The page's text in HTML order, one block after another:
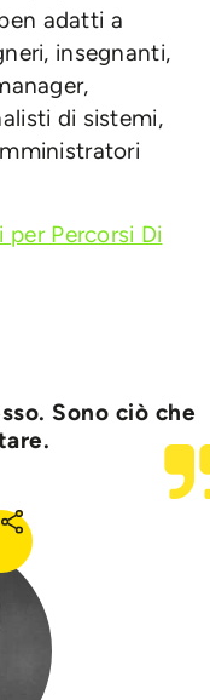
adatti a
insegnanti,
di sistemi,
Percorsi Di
Sono ciò che